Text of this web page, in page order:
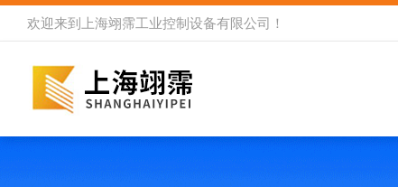
欢迎来到 上海翊霈工业控制设备有限公司 ！